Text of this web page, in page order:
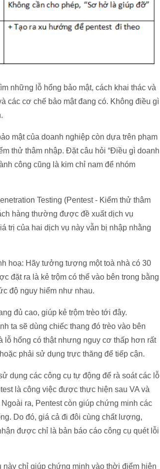
những lỗ hổng bảo mật, cách khai thác và
các cơ chế bảo mật đang có. Không điều gì
mật của doanh nghiệp còn dựa trên phạm
thử thâm nhập. Đặt câu hỏi “Điều gì doanh
công cũng là kim chỉ nam để nhóm
Testing (Pentest - Kiểm thử thâm
hàng thường được đề xuất dịch vụ
trị của hai dịch vụ này vẫn bị nhập nhằng
hoạ: Hãy tưởng tượng một toà nhà có 30
đặt ra là kẻ trộm có thể vào bên trong bằng
độ nguy hiểm như nhau.
đủ cao, giúp kẻ trộm trèo tới đây.
ta sẽ dùng chiếc thang đó trèo vào bên
lỗ hổng có thật nhưng nguy cơ thấp hơn rất
phải sử dụng trực thăng để tiếp cận.
dụng các công cụ tự động để rà soát các lỗ
là công việc được thực hiện sau VA và
ra, Pentest còn giúp chứng minh các
Do đó, giá cả đi đôi cùng chất lượng,
được chỉ là bản báo cáo công cụ quét lỗi
chỉ giúp chứng minh vào thời điểm hiện